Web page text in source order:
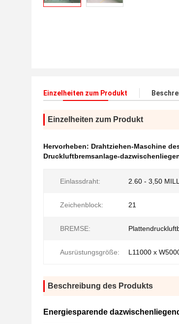
Einzelheiten zum Produkt
Einzelheiten zum Produkt
Hervorheben: Drahtziehen-Maschine
Druckluftbremsanlage-
Einlassdraht: 2.60 - 3,50
Zeichenblock: 21
BREMSE:
Ausrüstungsgröße: L11000 x
Beschreibung des Produkts
Energiesparende